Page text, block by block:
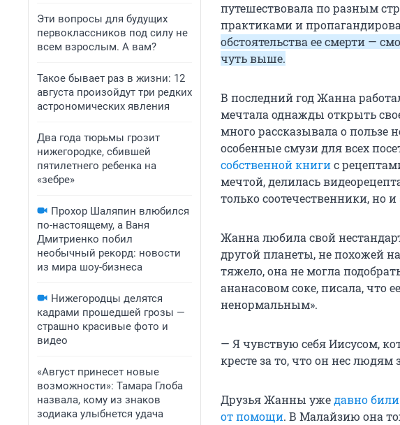
Эти вопросы для будущих
первоклассников под силу не
всем взрослым. А вам?
Такое бывает раз в жизни: 12
августа произойдут три редких
астрономических явления
Два года тюрьмы грозит
нижегородке, сбившей
пятилетнего ребенка на
«зебре»
Прохор Шаляпин влюбился
по-настоящему, а Ваня
Дмитриенко побил
необычный рекорд: новости
из мира шоу-бизнеса
Нижегородцы делятся
кадрами прошедшей грозы —
страшно красивые фото и
видео
«Август принесет новые
возможности»: Тамара Глоба
назвала, кому из знаков
зодиака улыбнется удача
путешествовала по разным
практиками и
обстоятельства ее смерти —
чуть выше.
В последний год Жанна
мечтала однажды открыть
много рассказывала о пользе
особенные смузи для всех
собственной книгис
мечтой, делилась
только соотечественники, но
Жанна любила свой
другой планеты, не похожей
тяжело, она не могла
ананасовом соке, писала, что
ненормальным».
— Я чувствую себя Иисусом,
кресте за то, что он нес людям
Друзья Жанны ужедавно били
от помощи. В Малайзию она